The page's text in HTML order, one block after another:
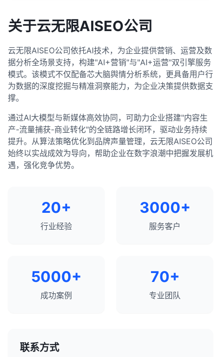
关于云无限AISEO公司
云无限AISEO公司依托AI技术，为企业提供营销、运营及数
据分析全场景支持，构建"AI+营销"与"AI+运营"双引擎服务
模式。该模式不仅配备芯大脑舆情分析系统，更具备用户行
为数据的深度挖掘与精准洞察能力，为企业决策提供数据支
撑。
通过AI大模型与新媒体高效协同，可助力企业搭建"内容生
产-流量捕获-商业转化"的全链路增长闭环，驱动业务持续
提升。从算法策略优化到品牌声量管理，云无限AISEO公司
始终以实战成效为导向，帮助企业在数字浪潮中把握发展机
遇，强化竞争优势。
20+
行业经验
3000+
服务客户
5000+
成功案例
70+
专业团队
联系方式